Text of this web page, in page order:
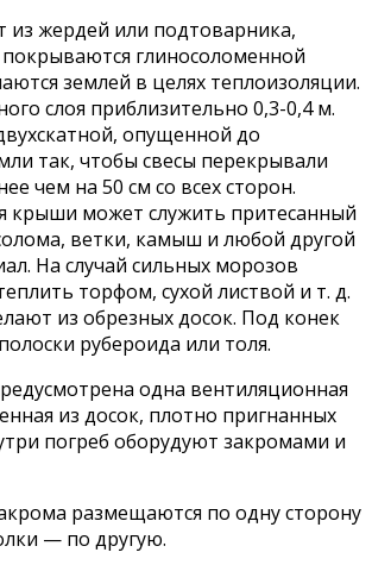
из жердей или подтоварника,
глиносоломенной
землей в целях теплоизоляции.
слоя приблизительно 0,3-0,4 м.
опущенной до
так, чтобы свесы перекрывали
чем на 50 см со всех сторон.
крыши может служить притесанный
ветки, камыш и любой другой
На случай сильных морозов
торфом, сухой листвой и т. д.
из обрезных досок. Под конек
рубероида или толя.
одна вентиляционная
из досок, плотно пригнанных
погреб оборудуют закромами и
размещаются по одну сторону
— по другую.